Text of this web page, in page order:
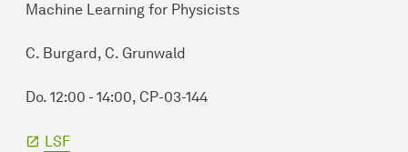
Machine Learning for Physicists
C. Burgard, C. Grunwald
Do. 12:00 - 14:00, CP-03-144
LSF